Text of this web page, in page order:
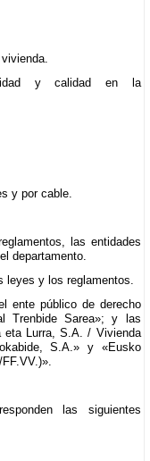
y calidad en la
y por cable.
las entidades
departamento.
leyes y los reglamentos.
ente público de derecho
Trenbide Sarea»; y las
eta Lurra, S.A. / Vivienda
S.A.» y «Eusko
las siguientes